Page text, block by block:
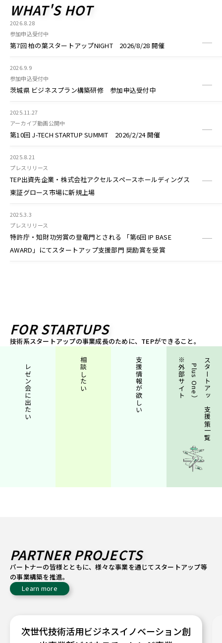
WHAT'S HOT
2026.8.28
参加申込受付中
第7回 柏の葉スタートアップNIGHT 2026/8/28 開催
2026.9.9
参加申込受付中
茨城県 ビジネスプラン構築研修 参加申込受付中
2025.11.27
アーカイブ動画公開中
第10回 J-TECH STARTUP SUMMIT 2026/2/24 開催
2025.8.21
プレスリリース
TEP出資先企業・株式会社アクセルスペースホールディングス
東証グロース市場に新規上場
2025.3.3
プレスリリース
特許庁・知財功労賞の登竜門とされる 「第6回 IP BASE
AWARD」にてスタートアップ支援部門 奨励賞を受賞
FOR STARTUPS
技術系スタートアップの事業成長のために、TEPができること。
プレゼン会に出たい 相談したい 支援情報が欲しい スタートアップ支援策一覧
（Plus One）
※外部サイト
PARTNER PROJECTS
パートナーの皆様とともに、様々な事業を通じてスタートアップ等
の事業構築を推進。
Learn more
次世代技術活用ビジネスイノベーション創